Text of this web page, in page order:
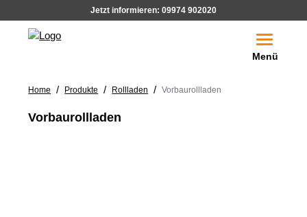
Jetzt informieren: 09974 902020
Toggle
Menü
Home / Produkte / Rollladen / Vorbaurollladen
Vorbaurollladen